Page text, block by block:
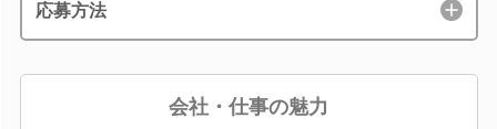
応募方法
会社・仕事の魅力